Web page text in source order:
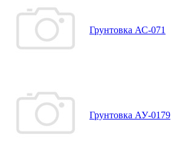
Грунтовка АС-071
Грунтовка АУ-0179